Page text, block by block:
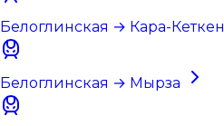
Белоглинская → Кара-Кеткен
Белоглинская → Мырза